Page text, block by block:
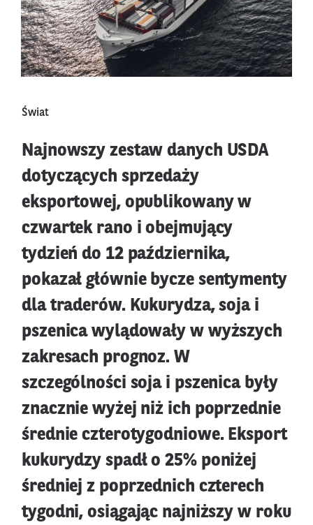
Świat
Najnowszy zestaw danych USDA
dotyczących sprzedaży
eksportowej, opublikowany w
czwartek rano i obejmujący
tydzień do 12 października,
pokazał głównie bycze sentymenty
dla traderów. Kukurydza, soja i
pszenica wylądowały w wyższych
zakresach prognoz. W
szczególności soja i pszenica były
znacznie wyżej niż ich poprzednie
średnie czterotygodniowe. Eksport
kukurydzy spadł o 25% poniżej
średniej z poprzednich czterech
tygodni, osiągając najniższy w roku